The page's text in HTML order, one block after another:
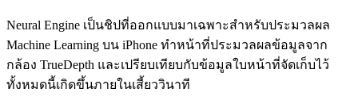
Neural Engine เป็นชิปที่ออกแบบมาเฉพาะสำหรับประมวลผล
Machine Learning บน iPhone ทำหน้าที่ประมวลผลข้อมูลจาก
กล้อง TrueDepth และเปรียบเทียบกับข้อมูลใบหน้าที่จัดเก็บไว้
ทั้งหมดนี้เกิดขึ้นภายในเสี้ยววินาที